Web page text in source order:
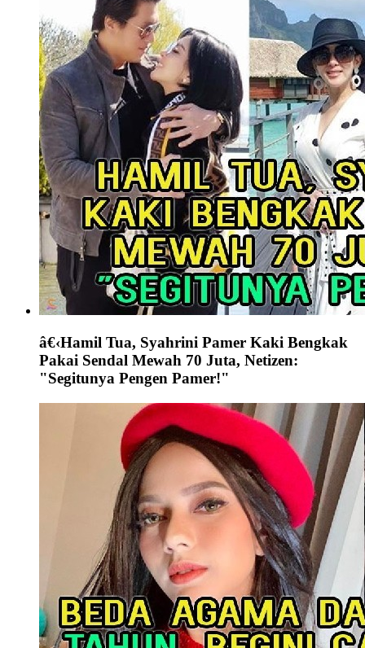
â€‹Hamil Tua, Syahrini Pamer Kaki Bengkak
Pakai Sendal Mewah 70 Juta, Netizen:
"Segitunya Pengen Pamer!"